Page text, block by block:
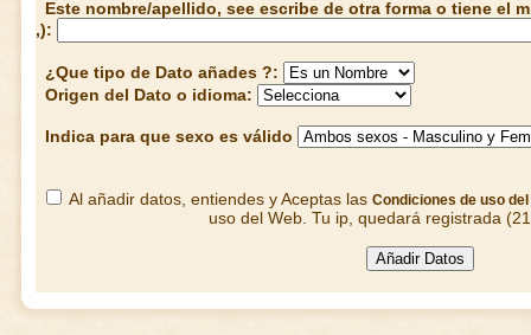
Este nombre/apellido, see escribe de otra forma o tiene el
,):
¿Que tipo de Dato añades ?:
Origen del Dato o idioma:
Indica para que sexo es válido
Al añadir datos, entiendes y Aceptas las Condiciones de uso del
uso del Web. Tu ip, quedará registrada